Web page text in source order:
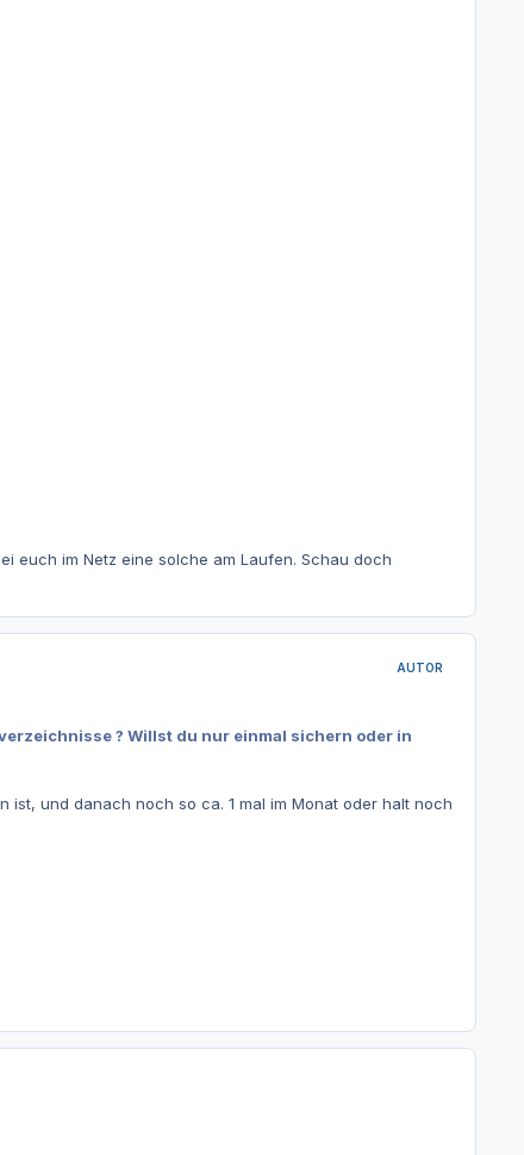
euch im Netz eine solche am Laufen. Schau doch
AUTOR
? Willst du nur einmal sichern oder in
und danach noch so ca. 1 mal im Monat oder halt noch